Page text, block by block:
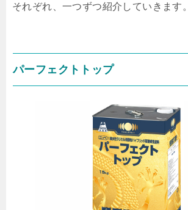
それぞれ、一つずつ紹介していきます。
パーフェクトトップ